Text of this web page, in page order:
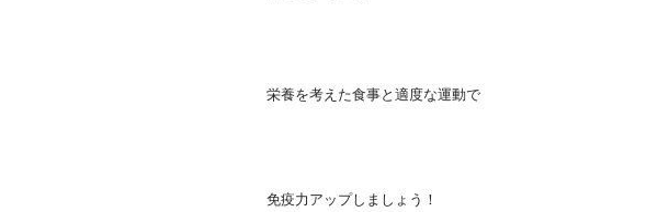
栄養を考えた食事と適度な運動で
免疫力アップしましょう！